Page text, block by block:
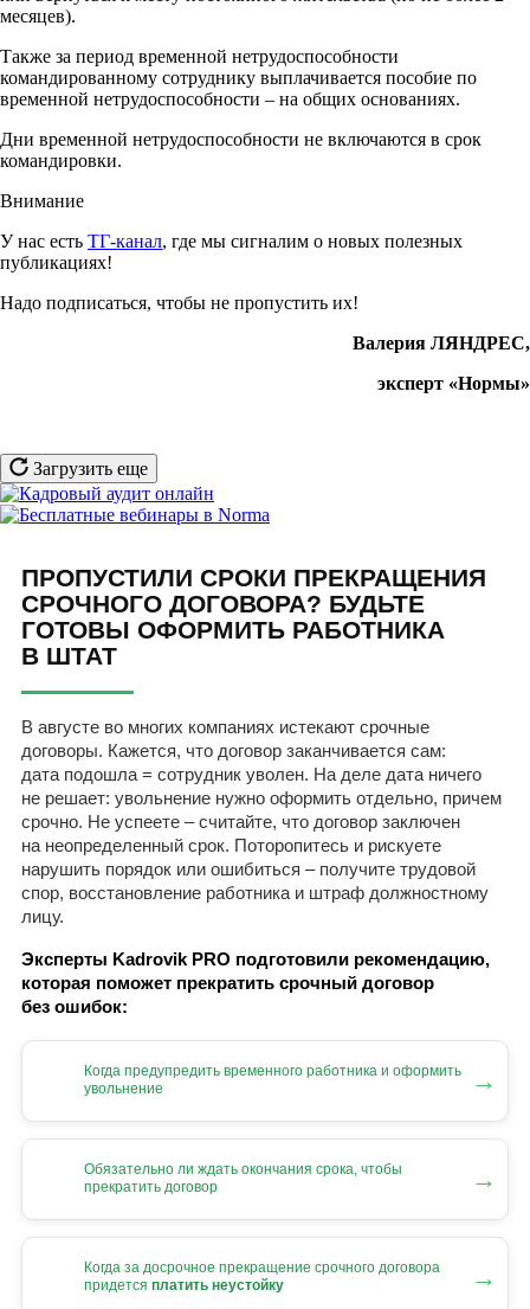
месяцев).
Также за период временной нетрудоспособности
командированному сотруднику выплачивается пособие по
временной нетрудоспособности – на общих основаниях.
Дни временной нетрудоспособности не включаются в срок
командировки.
Внимание
У нас есть ТГ-канал, где мы сигналим о новых полезных
публикациях!
Надо подписаться, чтобы не пропустить их!
Валерия ЛЯНДРЕС,
эксперт «Нормы»
Загрузить еще
ПРОПУСТИЛИ СРОКИ ПРЕКРАЩЕНИЯ
СРОЧНОГО ДОГОВОРА? БУДЬТЕ
ГОТОВЫ ОФОРМИТЬ РАБОТНИКА
В ШТАТ
В августе во многих компаниях истекают срочные
договоры. Кажется, что договор заканчивается сам:
дата подошла = сотрудник уволен. На деле дата ничего
не решает: увольнение нужно оформить отдельно, причем
срочно. Не успеете – считайте, что договор заключен
на неопределенный срок. Поторопитесь и рискуете
нарушить порядок или ошибиться – получите трудовой
спор, восстановление работника и штраф должностному
лицу.
Эксперты Kadrovik PRO подготовили рекомендацию,
которая поможет прекратить срочный договор
без ошибок:
Когда предупредить временного работника и оформить
увольнение
→
Обязательно ли ждать окончания срока, чтобы
прекратить договор
→
Когда за досрочное прекращение срочного договора
придется платить неустойку →